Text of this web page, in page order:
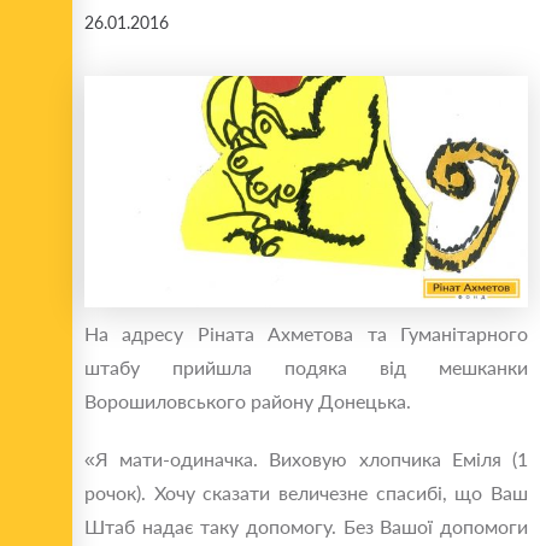
26.01.2016
На адресу Ріната Ахметова та Гуманітарного
штабу прийшла подяка від мешканки
Ворошиловського району Донецька.
«Я мати-одиначка. Виховую хлопчика Еміля (1
рочок). Хочу сказати величезне спасибі, що Ваш
Штаб надає таку допомогу. Без Вашої допомоги